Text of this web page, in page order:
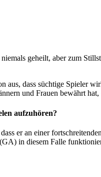
geheilt, aber zum
dass süchtige Spieler
und Frauen bewährt
aufzuhören?
er an einer
in diesem Falle